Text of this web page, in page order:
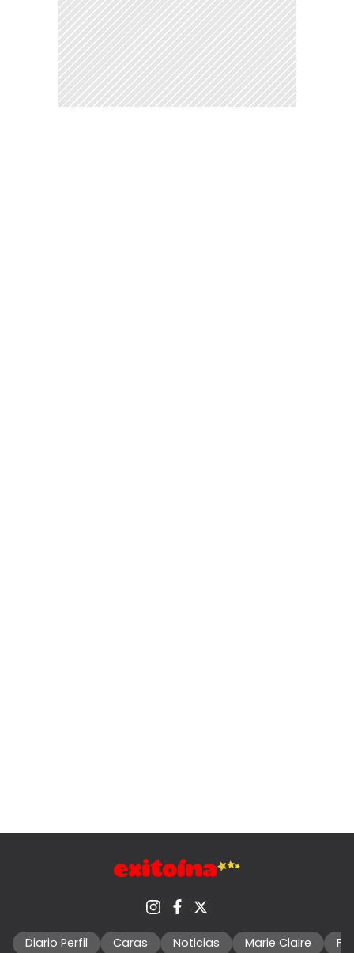
Diario Perfil Caras Noticias Marie Claire